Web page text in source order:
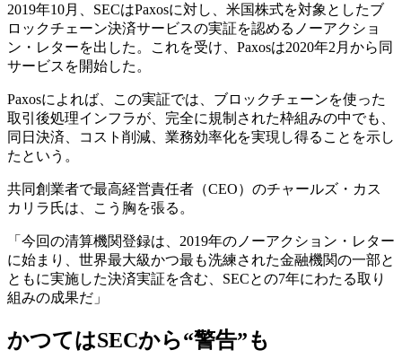
2019年10月、SECはPaxosに対し、米国株式を対象としたブ
ロックチェーン決済サービスの実証を認めるノーアクショ
ン・レターを出した。これを受け、Paxosは2020年2月から同
サービスを開始した。
Paxosによれば、この実証では、ブロックチェーンを使った
取引後処理インフラが、完全に規制された枠組みの中でも、
同日決済、コスト削減、業務効率化を実現し得ることを示し
たという。
共同創業者で最高経営責任者（CEO）のチャールズ・カス
カリラ氏は、こう胸を張る。
「今回の清算機関登録は、2019年のノーアクション・レター
に始まり、世界最大級かつ最も洗練された金融機関の一部と
ともに実施した決済実証を含む、SECとの7年にわたる取り
組みの成果だ」
かつてはSECから“警告”も